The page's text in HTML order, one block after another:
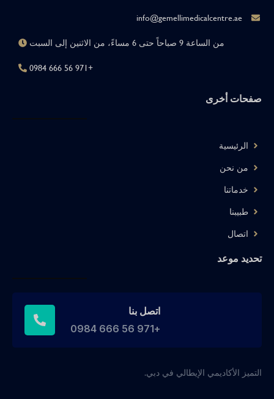
info@gemellimedicalcentre.ae
من الساعة 9 صباحاً حتى 6 مساءً، من الاثنين إلى السبت
+971 56 666 0984
صفحات أخرى
الرئيسية
من نحن
خدماتنا
طبيبنا
اتصال
تحديد موعد
اتصل بنا
+971 56 666 0984
التميز الأكاديمي الإيطالي في دبي.